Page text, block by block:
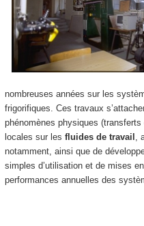
nombreuses années sur les
frigorifiques. Ces travaux
phénomènes physiques
locales sur les fluides de travail
,
notamment, ainsi que de
simples d’utilisation et de mises
performances annuelles des